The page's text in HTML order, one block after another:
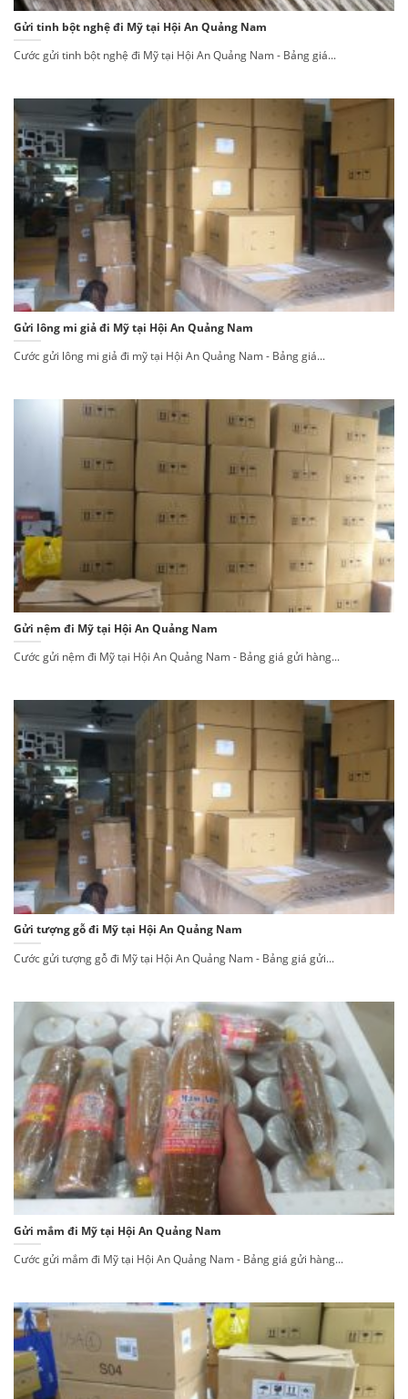
Gửi tinh bột nghệ đi Mỹ tại Hội An Quảng Nam
Cước gửi tinh bột nghệ đi Mỹ tại Hội An Quảng Nam - Bảng giá...
Gửi lông mi giả đi Mỹ tại Hội An Quảng Nam
Cước gửi lông mi giả đi mỹ tại Hội An Quảng Nam - Bảng giá...
Gửi nệm đi Mỹ tại Hội An Quảng Nam
Cước gửi nệm đi Mỹ tại Hội An Quảng Nam - Bảng giá gửi hàng...
Gửi tượng gỗ đi Mỹ tại Hội An Quảng Nam
Cước gửi tượng gỗ đi Mỹ tại Hội An Quảng Nam - Bảng giá gửi...
Gửi mắm đi Mỹ tại Hội An Quảng Nam
Cước gửi mắm đi Mỹ tại Hội An Quảng Nam - Bảng giá gửi hàng...